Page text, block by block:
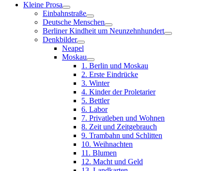
Kleine Prosa
Einbahnstraße
Deutsche Menschen
Berliner Kindheit um Neunzehnhundert
Denkbilder
Neapel
Moskau
1. Berlin und Moskau
2. Erste Eindrücke
3. Winter
4. Kinder der Proletarier
5. Bettler
6. Labor
7. Privatleben und Wohnen
8. Zeit und Zeitgebrauch
9. Trambahn und Schlitten
10. Weihnachten
11. Blumen
12. Macht und Geld